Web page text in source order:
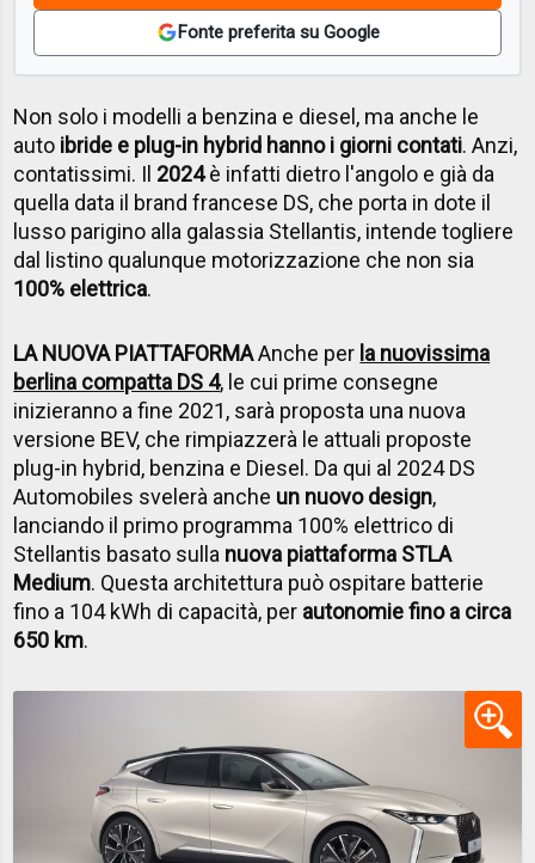
Fonte preferita su Google
Non solo i modelli a benzina e diesel, ma anche le
auto ibride e plug-in hybrid hanno i giorni contati. Anzi,
contatissimi. Il 2024è infatti dietro l'angolo e già da
quella data il brand francese DS, che porta in dote il
lusso parigino alla galassia Stellantis, intende togliere
dal listino qualunque motorizzazione che non sia
100% elettrica.
LA NUOVA PIATTAFORMAAnche per la nuovissima
berlina compatta DS 4, le cui prime consegne
inizieranno a fine 2021, sarà proposta una nuova
versione BEV, che rimpiazzerà le attuali proposte
plug-in hybrid, benzina e Diesel. Da qui al 2024 DS
Automobiles svelerà anche un nuovo design,
lanciando il primo programma 100% elettrico di
Stellantis basato sulla nuova piattaforma STLA
Medium. Questa architettura può ospitare batterie
fino a 104 kWh di capacità, per autonomie fino a circa
650 km.